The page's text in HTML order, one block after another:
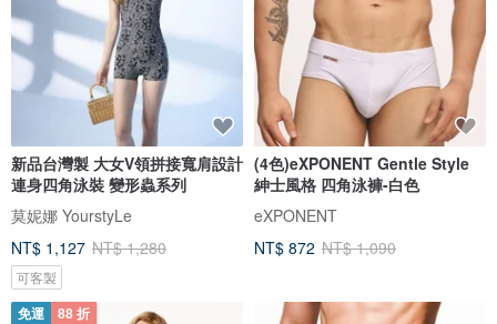
新品台灣製 大女V領拼接寬肩設計
連身四角泳裝 變形蟲系列
莫妮娜 YourstyLe
NT$ 1,127 NT$ 1,280
可客製
(4色)eXPONENT Gentle Style
紳士風格 四角泳褲-白色
eXPONENT
NT$ 872 NT$ 1,090
免運 88 折